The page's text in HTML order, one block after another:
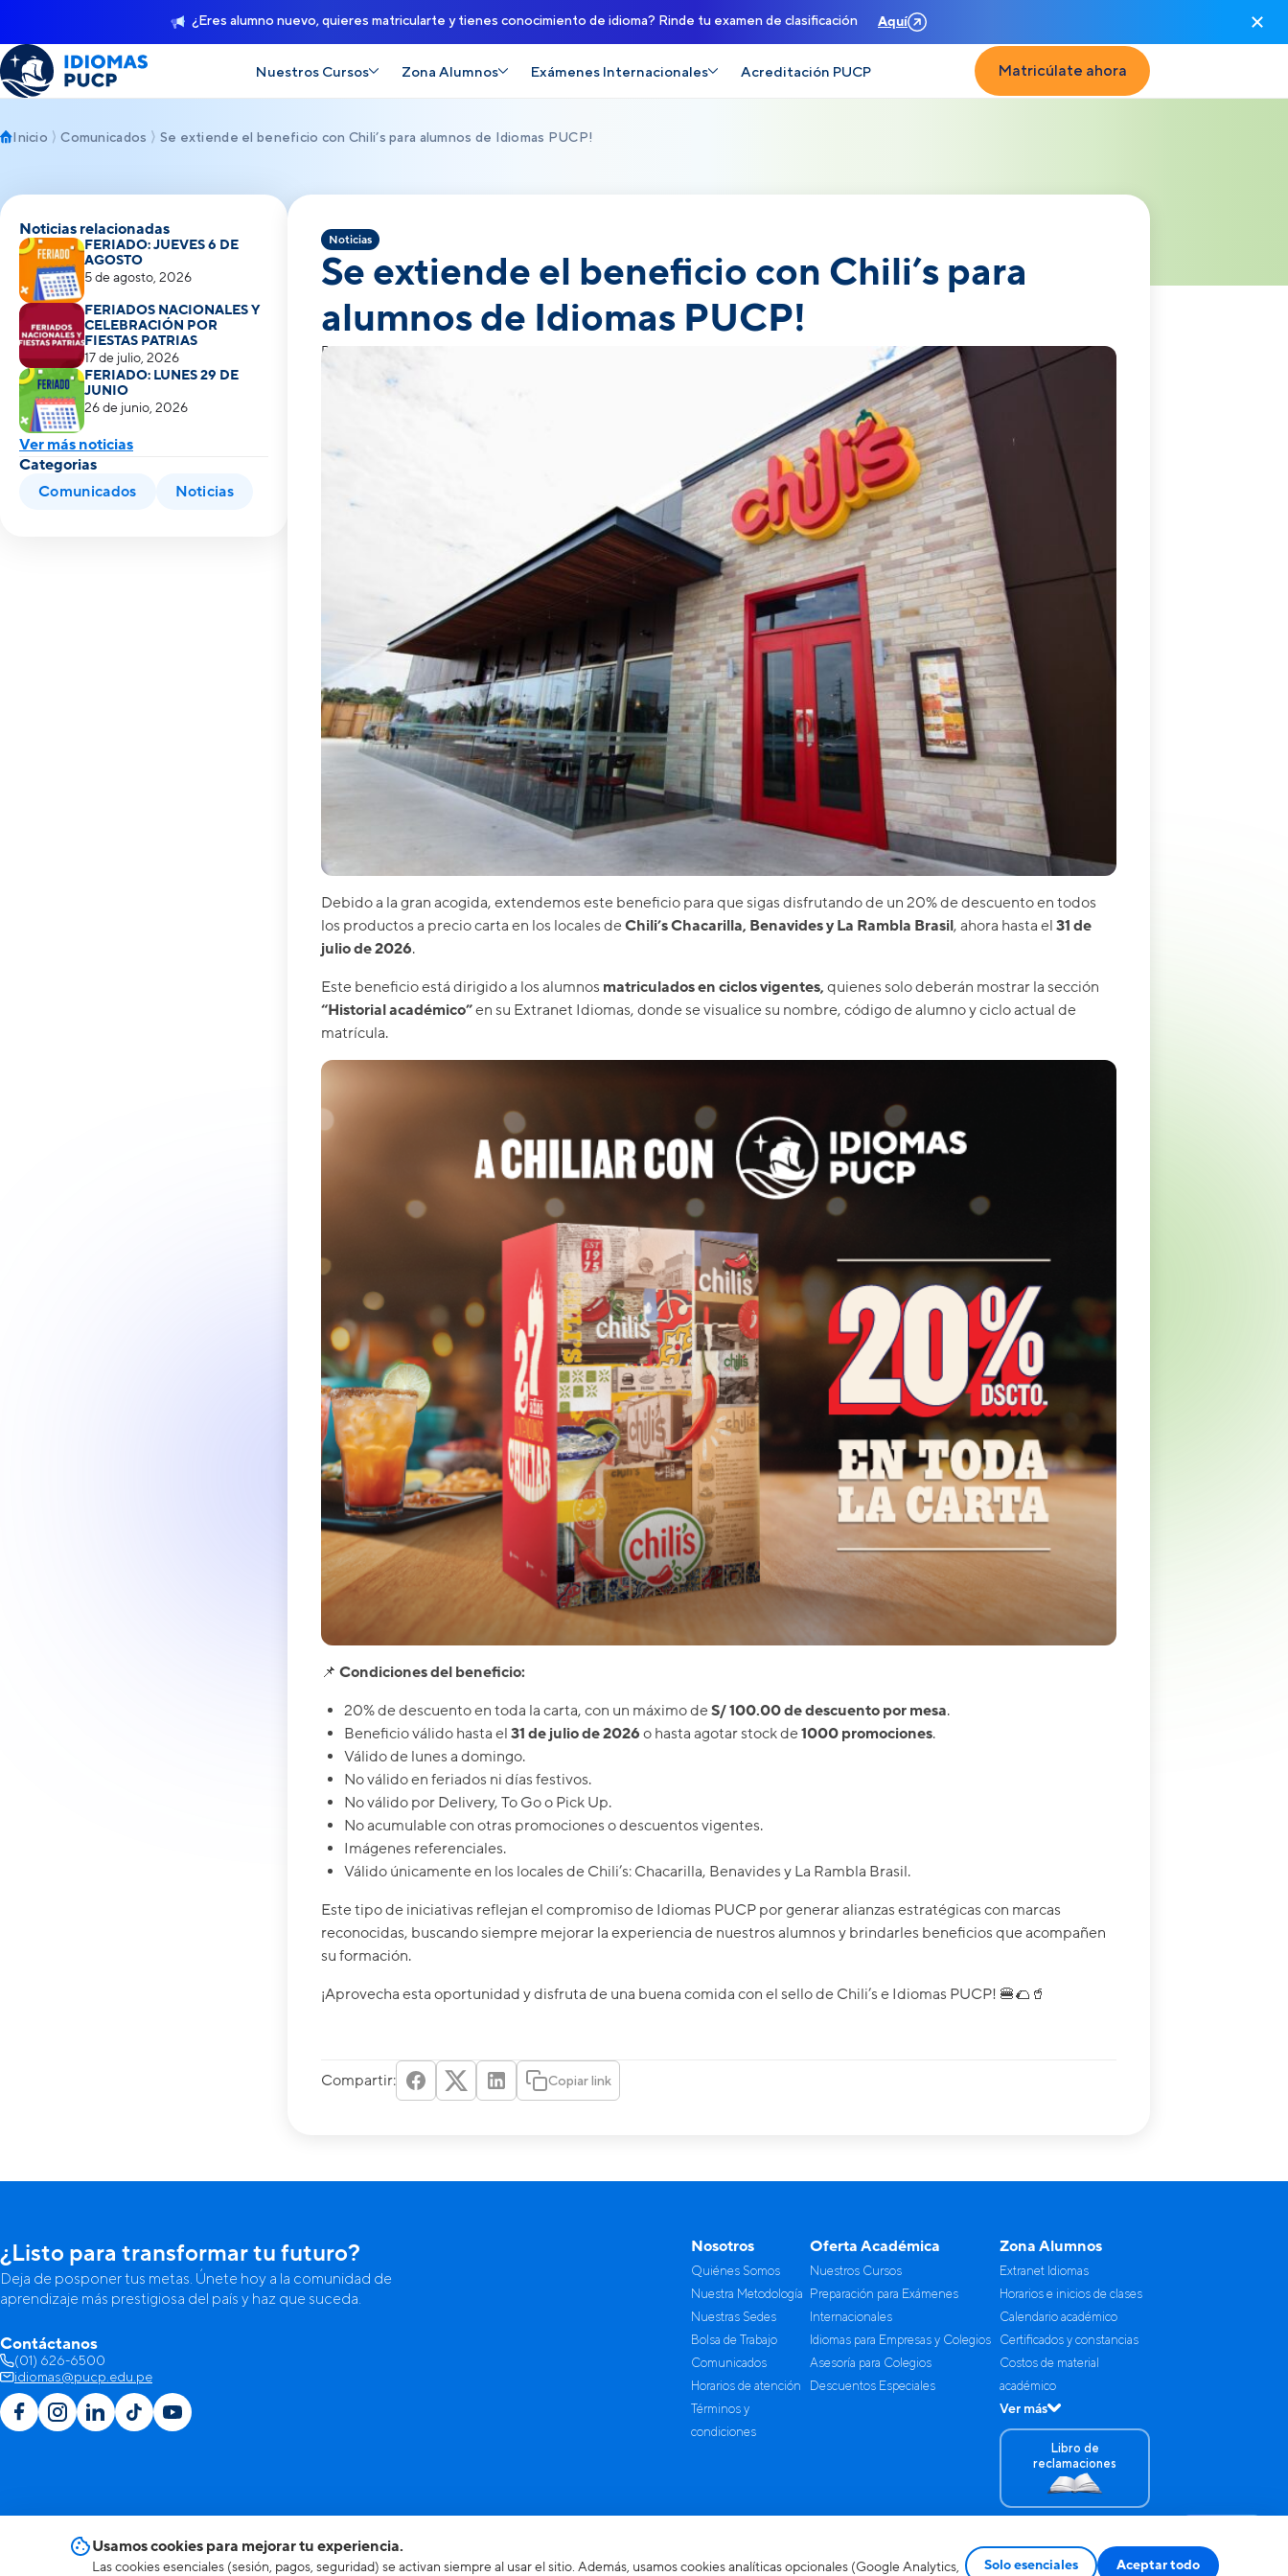
¿Eres alumno nuevo, quieres matricularte y tienes conocimiento de idioma? Rinde tu examen de clasificación Aquí
Nuestros Cursos Zona Alumnos Exámenes Internacionales Acreditación PUCP Matricúlate ahora
Inicio Comunicados Se extiende el beneficio con Chili’s para alumnos de Idiomas PUCP!
Noticias relacionadas
FERIADO: JUEVES 6 DE
AGOSTO
5 de agosto, 2026
FERIADOS NACIONALES Y
CELEBRACIÓN POR
FIESTAS PATRIAS
17 de julio, 2026
FERIADO: LUNES 29 DE
JUNIO
26 de junio, 2026
Ver más noticias
Categorias
Comunicados Noticias
Noticias
Se extiende el beneficio con Chili’s para
alumnos de Idiomas PUCP!
Publicado el 4 de mayo, 2026
Debido a la gran acogida, extendemos este beneficio para que sigas disfrutando de un 20% de descuento en todos
los productos a precio carta en los locales deChili’s Chacarilla, Benavides y La Rambla Brasil, ahora hasta el 31 de
julio de 2026.
Este beneficio está dirigido a los alumnos matriculados en ciclos vigentes, quienes solo deberán mostrar la sección
“Historial académico”en su Extranet Idiomas, donde se visualice su nombre, código de alumno y ciclo actual de
matrícula.
📌 Condiciones del beneficio:
20% de descuento en toda la carta, con un máximo deS/ 100.00 de descuento por mesa.
Beneficio válido hasta el 31 de julio de 2026 o hasta agotar stock de1000 promociones.
Válido de lunes a domingo.
No válido en feriados ni días festivos.
No válido por Delivery, To Go o Pick Up.
No acumulable con otras promociones o descuentos vigentes.
Imágenes referenciales.
Válido únicamente en los locales de Chili’s: Chacarilla, Benavides y La Rambla Brasil.
Este tipo de iniciativas reflejan el compromiso de Idiomas PUCP por generar alianzas estratégicas con marcas
reconocidas, buscando siempre mejorar la experiencia de nuestros alumnos y brindarles beneficios que acompañen
su formación.
¡Aprovecha esta oportunidad y disfruta de una buena comida con el sello de Chili’s e Idiomas PUCP! 🍔🌮🥤
Compartir: Copiar link
¿Listo para transformar tu futuro?
Deja de posponer tus metas. Únete hoy a la comunidad de
aprendizaje más prestigiosa del país y haz que suceda.
Contáctanos
(01) 626-6500
idiomas@pucp.edu.pe
Nosotros
Quiénes Somos
Nuestra Metodología
Nuestras Sedes
Bolsa de Trabajo
Comunicados
Horarios de atención
Términos y
condiciones
Oferta Académica
Nuestros Cursos
Preparación para Exámenes
Internacionales
Idiomas para Empresas y Colegios
Asesoría para Colegios
Descuentos Especiales
Zona Alumnos
Extranet Idiomas
Horarios e inicios de clases
Calendario académico
Certificados y constancias
Costos de material
académico
Ver más
Libro de
reclamaciones
Contáctanos
Usamos cookies para mejorar tu experiencia.
Las cookies esenciales (sesión, pagos, seguridad) se activan siempre al usar el sitio. Además, usamos cookies analíticas opcionales (Google Analytics, Solo esenciales Aceptar todo